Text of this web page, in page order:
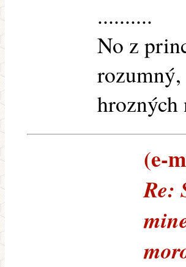
..........
No z
hrozných
(e-
Re: